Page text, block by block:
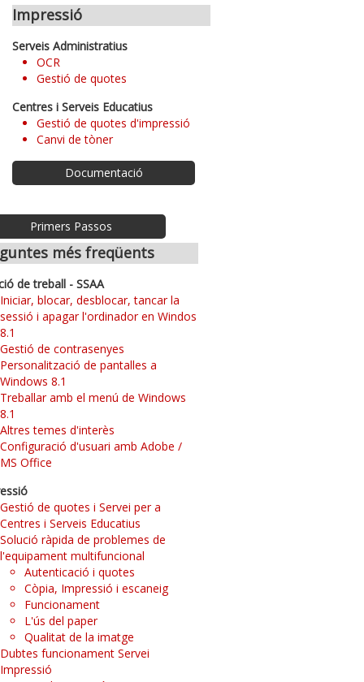
Impressió
Serveis Administratius
OCR
Gestió de quotes
Centres i Serveis Educatius
Gestió de quotes d'impressió
Canvi de tòner
Documentació
Primers Passos
més freqüents
de treball - SSAA
Iniciar, blocar, desblocar, tancar la
sessió i apagar l'ordinador en Windos
8.1
Gestió de contrasenyes
Personalització de pantalles a
Windows 8.1
Treballar amb el menú de Windows
8.1
Altres temes d'interès
Configuració d'usuari amb Adobe /
MS Office
Gestió de quotes i Servei per a
Centres i Serveis Educatius
Solució ràpida de problemes de
l'equipament multifuncional
Autenticació i quotes
Còpia, Impressió i escaneig
Funcionament
L'ús del paper
Qualitat de la imatge
Dubtes funcionament Servei
Impressió